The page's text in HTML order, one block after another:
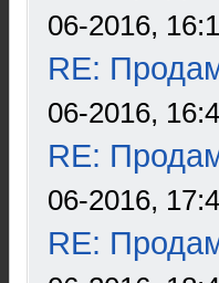
06-2016,
RE:
06-2016,
RE:
06-2016,
RE: